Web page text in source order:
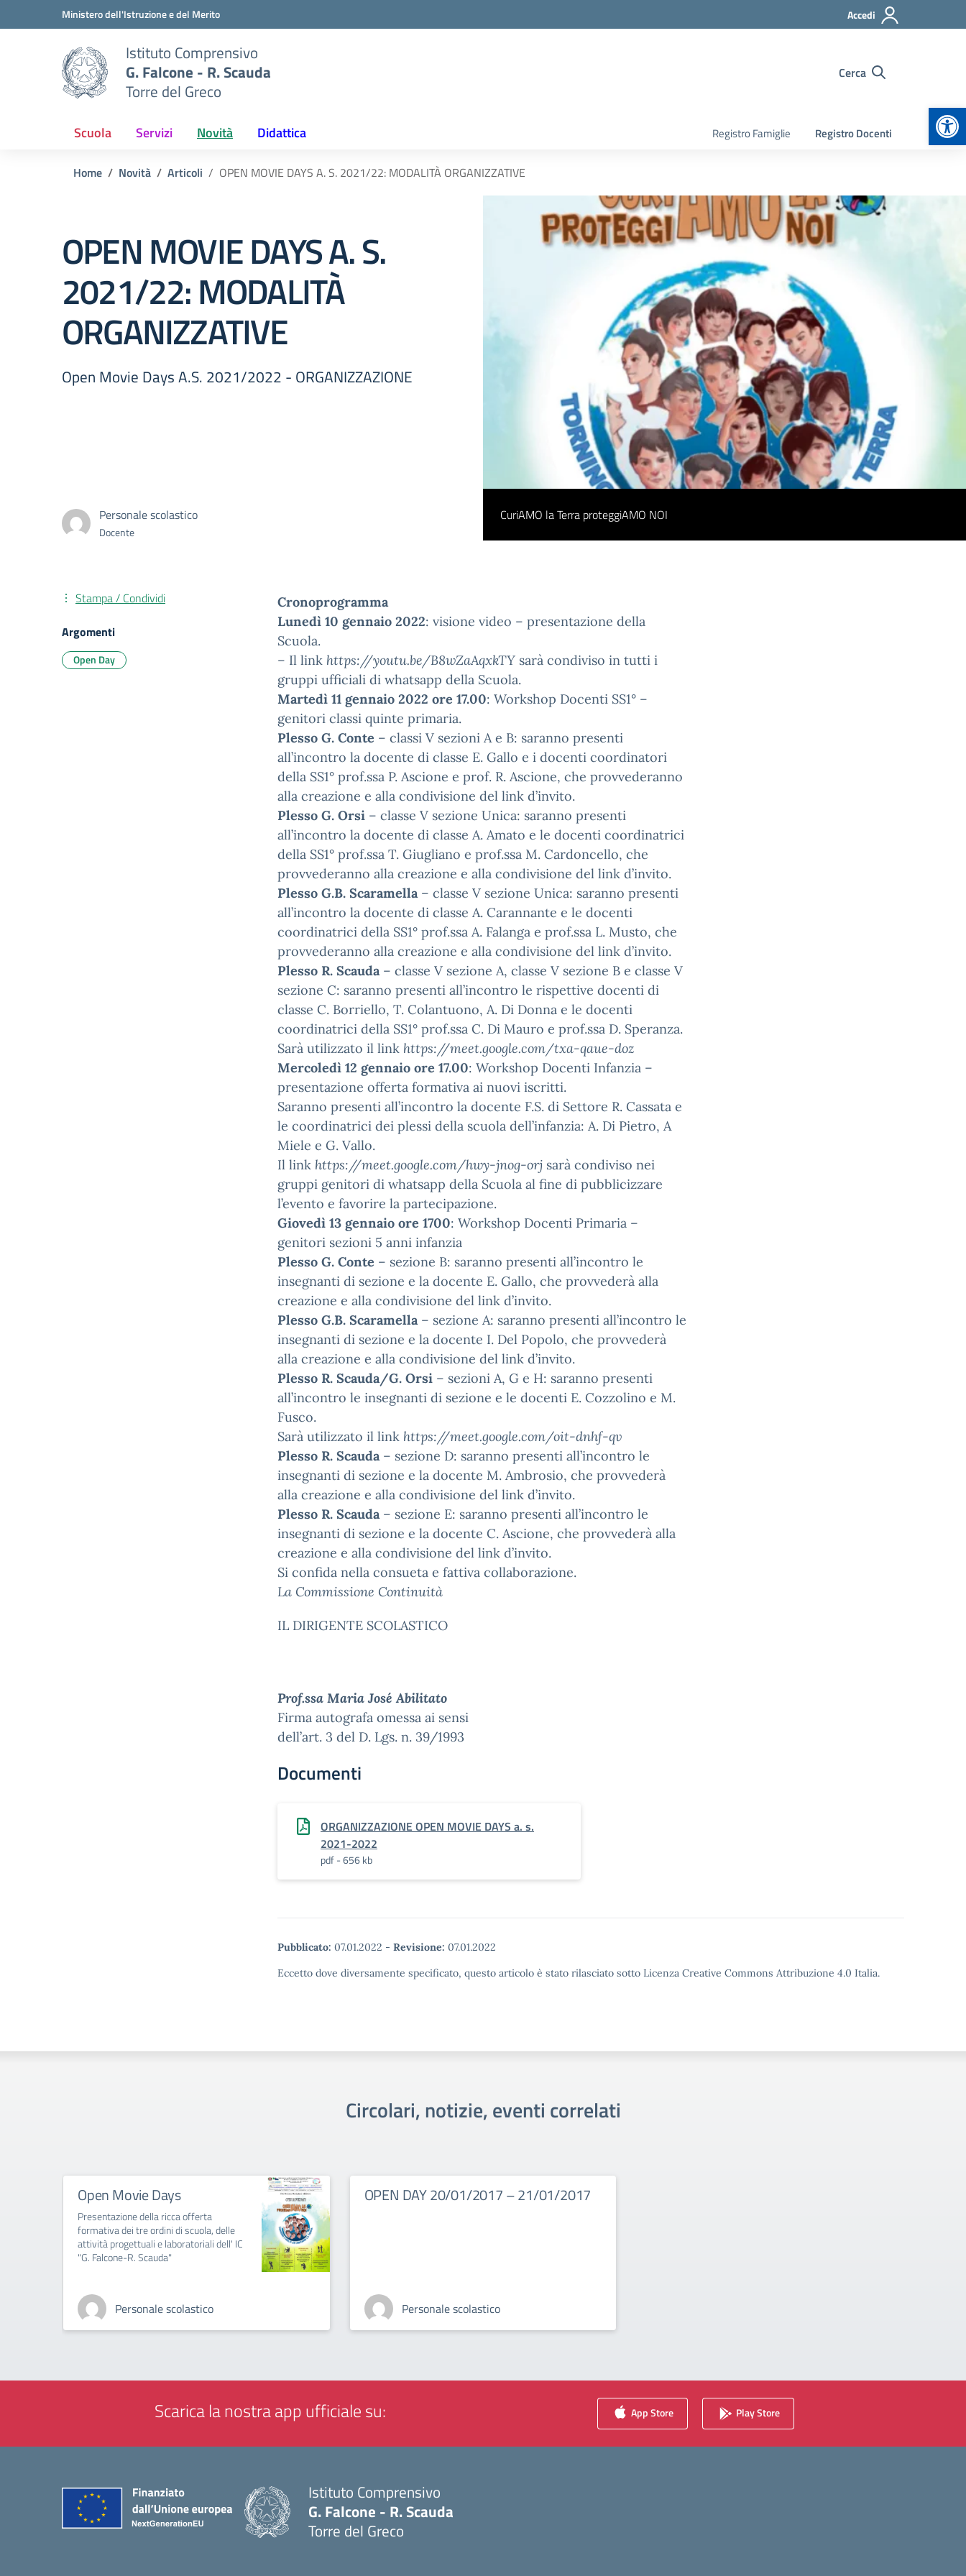
Vai ai contenuti
Vai al menu di navigazioneMinistero dell'Istruzione e del Merito Accedi
Istituto Comprensivo
G. Falcone - R. Scauda
Torre del Greco
Cerca
Scuola Servizi Novità Didattica Registro Famiglie Registro Docenti
Home Novità Articoli OPEN MOVIE DAYS A. S. 2021/22: MODALITÀ ORGANIZZATIVE
CuriAMO la Terra proteggiAMO NOI
OPEN MOVIE DAYS A. S.
2021/22: MODALITÀ
ORGANIZZATIVE
Open Movie Days A.S. 2021/2022 - ORGANIZZAZIONE
Personale scolastico
Docente
Cronoprogramma
Lunedì 10 gennaio 2022: visione video – presentazione della
Scuola.
– Il link https://youtu.be/B8wZaAqxkTY sarà condiviso in tutti i
gruppi ufficiali di whatsapp della Scuola.
Martedì 11 gennaio 2022 ore 17.00: Workshop Docenti SS1° –
genitori classi quinte primaria.
Plesso G. Conte – classi V sezioni A e B: saranno presenti
all’incontro la docente di classe E. Gallo e i docenti coordinatori
della SS1° prof.ssa P. Ascione e prof. R. Ascione, che provvederanno
alla creazione e alla condivisione del link d’invito.
Plesso G. Orsi – classe V sezione Unica: saranno presenti
all’incontro la docente di classe A. Amato e le docenti coordinatrici
della SS1° prof.ssa T. Giugliano e prof.ssa M. Cardoncello, che
provvederanno alla creazione e alla condivisione del link d’invito.
Plesso G.B. Scaramella– classe V sezione Unica: saranno presenti
all’incontro la docente di classe A. Carannante e le docenti
coordinatrici della SS1° prof.ssa A. Falanga e prof.ssa L. Musto, che
provvederanno alla creazione e alla condivisione del link d’invito.
Plesso R. Scauda– classe V sezione A, classe V sezione B e classe V
sezione C: saranno presenti all’incontro le rispettive docenti di
classe C. Borriello, T. Colantuono, A. Di Donna e le docenti
coordinatrici della SS1° prof.ssa C. Di Mauro e prof.ssa D. Speranza.
Sarà utilizzato il link https://meet.google.com/txa-qaue-doz
Mercoledì 12 gennaio ore 17.00: Workshop Docenti Infanzia –
presentazione offerta formativa ai nuovi iscritti.
Saranno presenti all’incontro la docente F.S. di Settore R. Cassata e
le coordinatrici dei plessi della scuola dell’infanzia: A. Di Pietro, A
Miele e G. Vallo.
Il link https://meet.google.com/hwy-jnog-orj sarà condiviso nei
gruppi genitori di whatsapp della Scuola al fine di pubblicizzare
l’evento e favorire la partecipazione.
Giovedì 13 gennaio ore 1700: Workshop Docenti Primaria –
genitori sezioni 5 anni infanzia
Plesso G. Conte – sezione B: saranno presenti all’incontro le
insegnanti di sezione e la docente E. Gallo, che provvederà alla
creazione e alla condivisione del link d’invito.
Plesso G.B. Scaramella– sezione A: saranno presenti all’incontro le
insegnanti di sezione e la docente I. Del Popolo, che provvederà
alla creazione e alla condivisione del link d’invito.
Plesso R. Scauda/G. Orsi – sezioni A, G e H: saranno presenti
all’incontro le insegnanti di sezione e le docenti E. Cozzolino e M.
Fusco.
Sarà utilizzato il link https://meet.google.com/oit-dnhf-qv
Plesso R. Scauda– sezione D: saranno presenti all’incontro le
insegnanti di sezione e la docente M. Ambrosio, che provvederà
alla creazione e alla condivisione del link d’invito.
Plesso R. Scauda– sezione E: saranno presenti all’incontro le
insegnanti di sezione e la docente C. Ascione, che provvederà alla
creazione e alla condivisione del link d’invito.
Si confida nella consueta e fattiva collaborazione.
La Commissione Continuità
IL DIRIGENTE SCOLASTICO
Prof.ssa Maria José Abilitato
Firma autografa omessa ai sensi
dell’art. 3 del D. Lgs. n. 39/1993
Documenti
ORGANIZZAZIONE OPEN MOVIE DAYS a. s.
2021-2022
pdf - 656 kb
Pubblicato: 07.01.2022 - Revisione: 07.01.2022
Eccetto dove diversamente specificato, questo articolo è stato rilasciato sotto Licenza Creative Commons Attribuzione 4.0 Italia.
Stampa / Condividi
Argomenti
Open Day
Circolari, notizie, eventi correlati
Open Movie Days
Presentazione della ricca offerta
formativa dei tre ordini di scuola, delle
attività progettuali e laboratoriali dell' IC
"G. Falcone-R. Scauda"
Personale scolastico
OPEN DAY 20/01/2017 – 21/01/2017
Personale scolastico
Scarica la nostra app ufficiale su: App Store Play Store
Istituto Comprensivo
G. Falcone - R. Scauda
Torre del Greco